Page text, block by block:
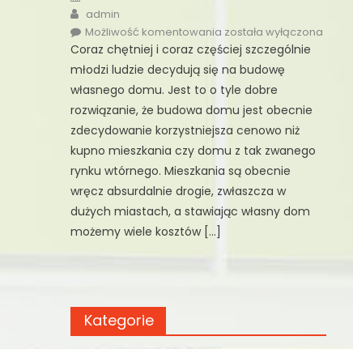
Author
admin
Możliwość komentowania Własna
budowa
została wyłączona
Coraz chętniej i coraz częściej szczególnie
młodzi ludzie decydują się na budowę
własnego domu. Jest to o tyle dobre
rozwiązanie, że budowa domu jest obecnie
zdecydowanie korzystniejsza cenowo niż
kupno mieszkania czy domu z tak zwanego
rynku wtórnego. Mieszkania są obecnie
wręcz absurdalnie drogie, zwłaszcza w
dużych miastach, a stawiając własny dom
możemy wiele kosztów […]
Kategorie